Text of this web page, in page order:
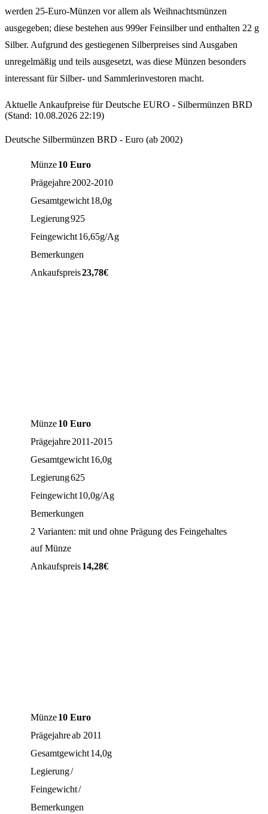
werden 25-Euro-Münzen vor allem als Weihnachtsmünzen
ausgegeben; diese bestehen aus 999er Feinsilber und enthalten 22 g
Silber. Aufgrund des gestiegenen Silberpreises sind Ausgaben
unregelmäßig und teils ausgesetzt, was diese Münzen besonders
interessant für Silber- und Sammlerinvestoren macht.
Aktuelle Ankaufpreise für Deutsche EURO - Silbermünzen BRD
(Stand: 10.08.2026 22:19)
Deutsche Silbermünzen BRD - Euro (ab 2002)
Münze10 Euro
Prägejahre2002-2010
Gesamtgewicht18,0g
Legierung925
Feingewicht16,65g/Ag
Bemerkungen
Ankaufspreis23,78€
Münze10 Euro
Prägejahre2011-2015
Gesamtgewicht16,0g
Legierung625
Feingewicht10,0g/Ag
Bemerkungen
2 Varianten: mit und ohne Prägung des Feingehaltes
auf Münze
Ankaufspreis14,28€
Münze10 Euro
Prägejahreab 2011
Gesamtgewicht14,0g
Legierung/
Feingewicht/
Bemerkungen